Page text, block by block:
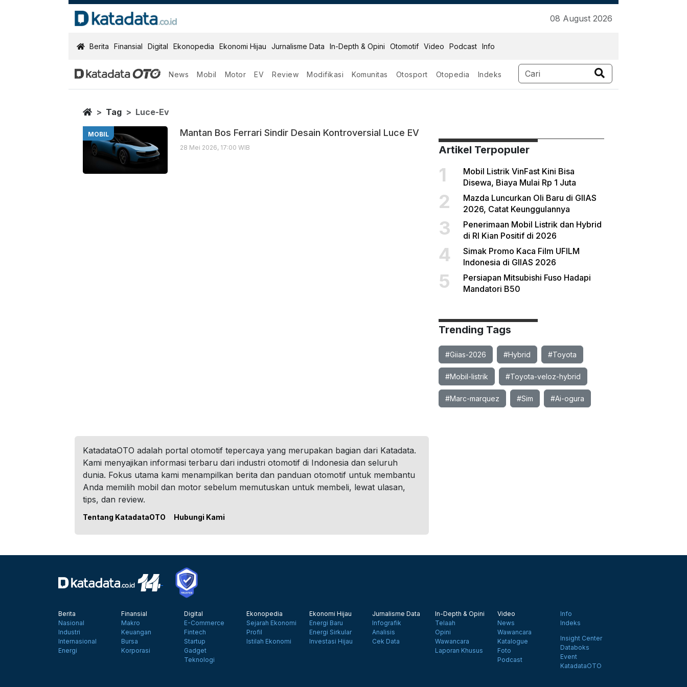
08 August 2026
KatadataOTO
Berita Finansial Digital Ekonopedia Ekonomi Hijau Jurnalisme Data In-Depth & Opini Otomotif Video Podcast Info
News Mobil Motor EV Review Modifikasi Komunitas Otosport Otopedia Indeks
Luce Ev
Berita Terbaru
Home
Tag Luce-Ev
MOBIL Mantan Bos Ferrari Sindir Desain Kontroversial Luce EV
28 Mei 2026, 17:00 WIB Artikel Terpopuler
1
Mobil Listrik VinFast Kini Bisa
Disewa, Biaya Mulai Rp 1 Juta
2
Mazda Luncurkan Oli Baru di GIIAS
2026, Catat Keunggulannya
3
Penerimaan Mobil Listrik dan Hybrid
di RI Kian Positif di 2026
4
Simak Promo Kaca Film UFILM
Indonesia di GIIAS 2026
5
Persiapan Mitsubishi Fuso Hadapi
Mandatori B50
Trending Tags
#Giias-2026 #Hybrid #Toyota
#Mobil-listrik #Toyota-veloz-hybrid
#Marc-marquez #Sim #Ai-ogura
KatadataOTO adalah portal otomotif tepercaya yang merupakan bagian dari Katadata.
Kami menyajikan informasi terbaru dari industri otomotif di Indonesia dan seluruh
dunia. Fokus utama kami menampilkan berita dan panduan otomotif untuk membantu
Anda memilih mobil dan motor sebelum memutuskan untuk membeli, lewat ulasan,
tips, dan review.
Tentang KatadataOTO Hubungi Kami
Berita
Nasional
Industri
Internasional
Energi
Finansial
Makro
Keuangan
Bursa
Korporasi
Digital
E-Commerce
Fintech
Startup
Gadget
Teknologi
Ekonopedia
Sejarah Ekonomi
Profil
Istilah Ekonomi
Ekonomi Hijau
Energi Baru
Energi Sirkular
Investasi Hijau
Jurnalisme Data
Infografik
Analisis
Cek Data
In-Depth & Opini
Telaah
Opini
Wawancara
Laporan Khusus
Video
News
Wawancara
Katalogue
Foto
Podcast
Info
Indeks
Insight Center
Databoks
Event
KatadataOTO